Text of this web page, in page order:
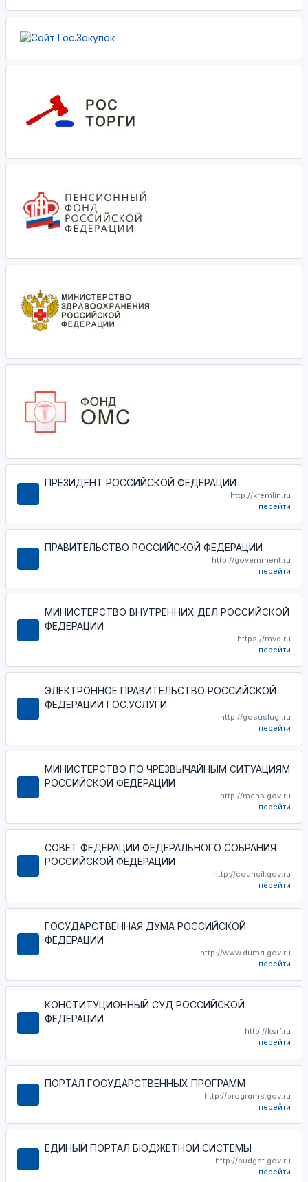
ПРЕЗИДЕНТ РОССИЙСКОЙ ФЕДЕРАЦИИ
http://kremlin.ru
перейти
ПРАВИТЕЛЬСТВО РОССИЙСКОЙ ФЕДЕРАЦИИ
http://government.ru
перейти
МИНИСТЕРСТВО ВНУТРЕННИХ ДЕЛ РОССИЙСКОЙ
ФЕДЕРАЦИИ
https://mvd.ru
перейти
ЭЛЕКТРОННОЕ ПРАВИТЕЛЬСТВО РОССИЙСКОЙ
ФЕДЕРАЦИИ ГОС.УСЛУГИ
http://gosuslugi.ru
перейти
МИНИСТЕРСТВО ПО ЧРЕЗВЫЧАЙНЫМ СИТУАЦИЯМ
РОССИЙСКОЙ ФЕДЕРАЦИИ
http://mchs.gov.ru
перейти
СОВЕТ ФЕДЕРАЦИИ ФЕДЕРАЛЬНОГО СОБРАНИЯ
РОССИЙСКОЙ ФЕДЕРАЦИИ
http://council.gov.ru
перейти
ГОСУДАРСТВЕННАЯ ДУМА РОССИЙСКОЙ
ФЕДЕРАЦИИ
http://www.duma.gov.ru
перейти
КОНСТИТУЦИОННЫЙ СУД РОССИЙСКОЙ
ФЕДЕРАЦИИ
http://ksrf.ru
перейти
ПОРТАЛ ГОСУДАРСТВЕННЫХ ПРОГРАММ
http://programs.gov.ru
перейти
ЕДИНЫЙ ПОРТАЛ БЮДЖЕТНОЙ СИСТЕМЫ
http://budget.gov.ru
перейти